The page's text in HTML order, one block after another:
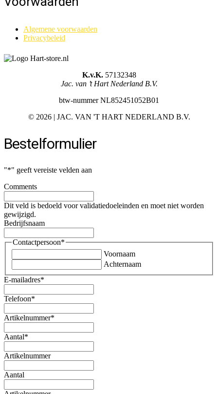
Algemene voorwaarden
Privacybeleid
K.v.K.57132348
Jac. van ’t Hart Nederland B.V.
btw-nummer NL852451052B01
© 2026 | JAC. VAN 'T HART NEDERLAND B.V.
Bestelformulier
"*" geeft vereiste velden aan
Comments
Dit veld is bedoeld voor validatiedoeleinden en moet niet worden
gewijzigd.
Bedrijfsnaam
Contactpersoon*
Voornaam
Achternaam
E-mailadres*
Telefoon*
Artikelnummer*
Aantal*
Artikelnummer
Aantal